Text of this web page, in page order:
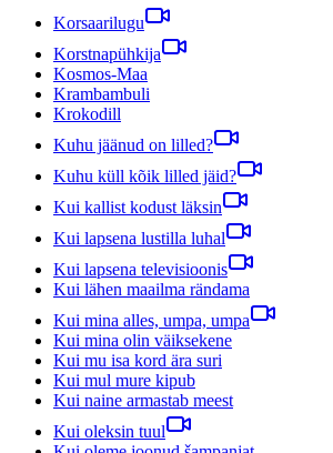
Korsaarilugu
Korstnapühkija
Kosmos-Maa
Krambambuli
Krokodill
Kuhu jäänud on lilled?
Kuhu küll kõik lilled jäid?
Kui kallist kodust läksin
Kui lapsena lustilla luhal
Kui lapsena televisioonis
Kui lähen maailma rändama
Kui mina alles, umpa, umpa
Kui mina olin väiksekene
Kui mu isa kord ära suri
Kui mul mure kipub
Kui naine armastab meest
Kui oleksin tuul